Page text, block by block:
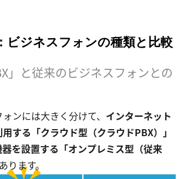
ビジネスフォンの種類と比較
」と従来のビジネスフォンとの
ンには大きく分けて、 インターネット
する「クラウド型（クラウドPBX）」
を設置する「オンプレミス型（従来
ります。